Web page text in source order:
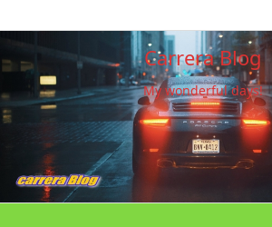
Carrera Blog
My wonderful days!